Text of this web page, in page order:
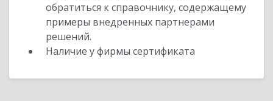
обратиться к справочнику, содержащему
примеры внедренных партнерами
решений.
Наличие у фирмы сертификата